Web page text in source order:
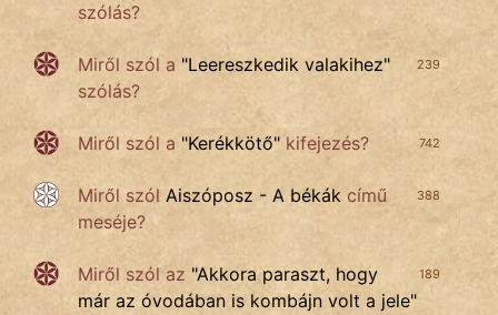
szólás?
239
Miről szól a "Leereszkedik valakihez"
szólás?
742
Miről szól a "Kerékkötő" kifejezés?
388
Miről szól Aiszóposz - A békák című
meséje?
189
Miről szól az "Akkora paraszt, hogy
már az óvodában is kombájn volt a jele"